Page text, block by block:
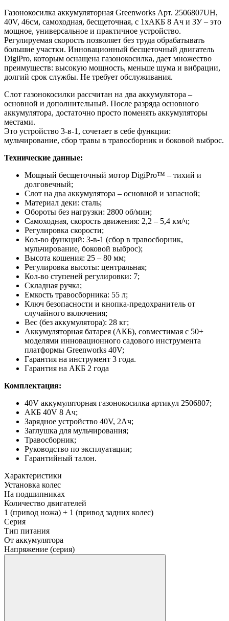
Газонокосилка аккумуляторная Greenworks Арт. 2506807UH,
40V, 46см, самоходная, бесщеточная, c 1хАКБ 8 Ач и ЗУ – это
мощное, универсальное и практичное устройство.
Регулируемая скорость позволяет без труда обрабатывать
большие участки. Инновационный бесщеточный двигатель
DigiPro, которым оснащена газонокосилка, дает множество
преимуществ: высокую мощность, меньше шума и вибрации,
долгий срок службы. Не требует обслуживания.
Слот газонокосилки рассчитан на два аккумулятора –
основной и дополнительный. После разряда основного
аккумулятора, достаточно просто поменять аккумуляторы
местами.
Это устройство 3-в-1, сочетает в себе функции:
мульчирование, сбор травы в травосборник и боковой выброс.
Технические данные:
Мощный бесщеточный мотор DigiPro™ – тихий и
долговечный;
Слот на два аккумулятора – основной и запасной;
Материал деки: сталь;
Обороты без нагрузки: 2800 об/мин;
Самоходная, скорость движения: 2,2 – 5,4 км/ч;
Регулировка скорости;
Кол-во функций: 3-в-1 (сбор в травосборник,
мульчирование, боковой выброс);
Высота кошения: 25 – 80 мм;
Регулировка высоты: центральная;
Кол-во ступеней регулировки: 7;
Складная ручка;
Емкость травосборника: 55 л;
Ключ безопасности и кнопка-предохранитель от
случайного включения;
Вес (без аккумулятора): 28 кг;
Аккумуляторная батарея (АКБ), совместимая с 50+
моделями инновационного садового инструмента
платформы Greenworks 40V;
Гарантия на инструмент 3 года.
Гарантия на АКБ 2 года
Комплектация:
40V аккумуляторная газонокосилка артикул 2506807;
АКБ 40V 8 Ач;
Зарядное устройство 40V, 2Ач;
Заглушка для мульчирования;
Травосборник;
Руководство по эксплуатации;
Гарантийный талон.
Характеристики
Установка колес
На подшипниках
Количество двигателей
1 (привод ножа) + 1 (привод задних колес)
Серия
Тип питания
От аккумулятора
Напряжение (серия)